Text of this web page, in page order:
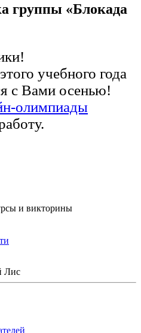
группы «Блокада
учебного года
с Вами осенью!
олимпиады
и викторины